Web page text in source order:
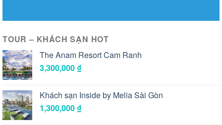
TOUR – KHÁCH SẠN HOT
The Anam Resort Cam Ranh
3,300,000 ₫
Khách sạn Inside by Melia Sài Gòn
1,300,000 ₫